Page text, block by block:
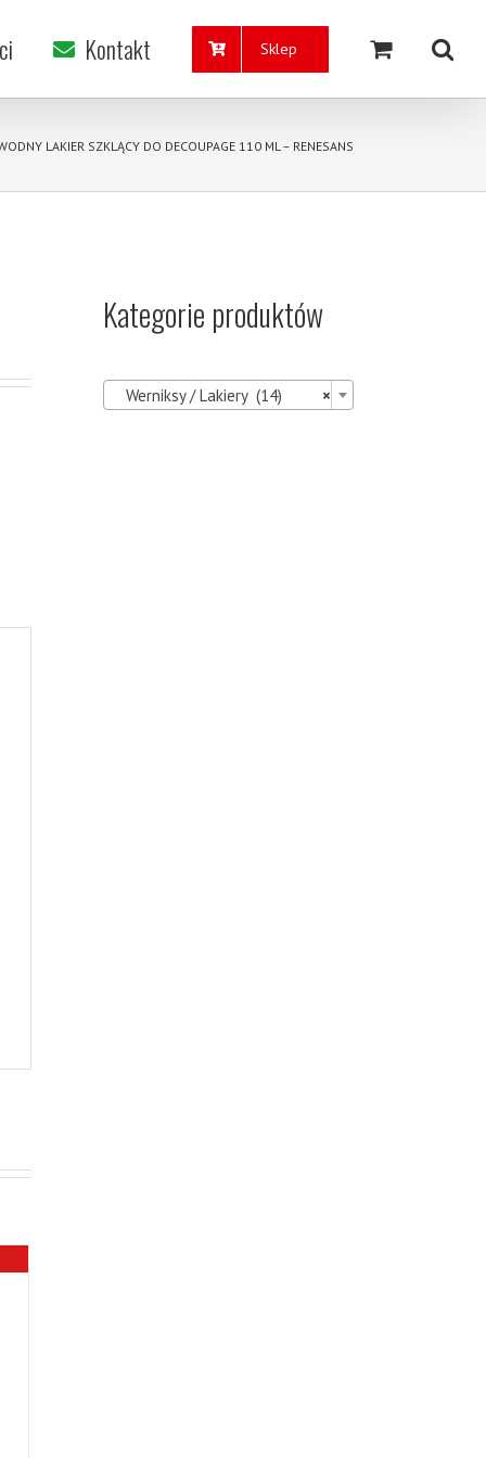
Kontakt Sklep
LAKIER SZKLĄCY DO DECOUPAGE 110 ML – RENESANS
Kategorie produktów
×
Werniksy / Lakiery (14)